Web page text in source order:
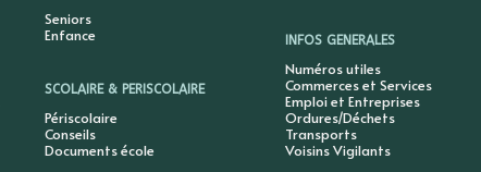
Seniors
Enfance
SCOLAIRE & PERISCOLAIRE
Périscolaire
Conseils
Documents école
INFOS GENERALES
Numéros utiles
Commerces et Services
Emploi et Entreprises
Ordures/Déchets
Transports
Voisins Vigilants